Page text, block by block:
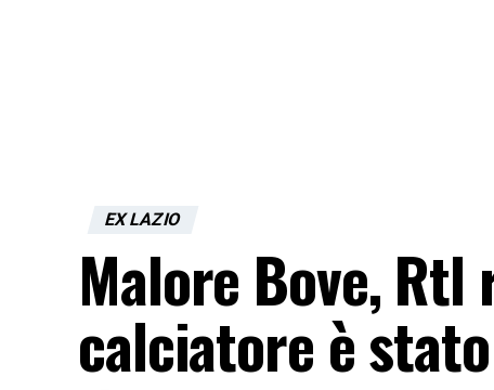
EX LAZIO
Malore Bove,
calciatore è